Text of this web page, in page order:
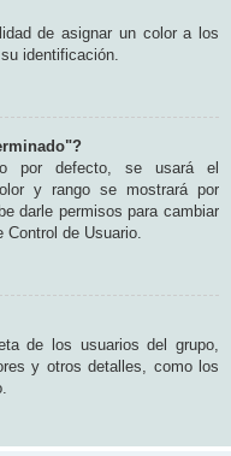
de asignar un color a los
identificación.
por defecto, se usará el
y rango se mostrará por
darle permisos para cambiar
de Usuario.
de los usuarios del grupo,
y otros detalles, como los